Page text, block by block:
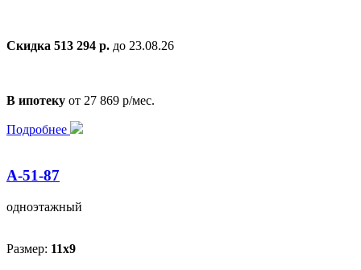
Скидка 513 294 р. до 23.08.26
В ипотеку от 27 869 р/мес.
Подробнее
А-51-87
одноэтажный
Размер: 11х9